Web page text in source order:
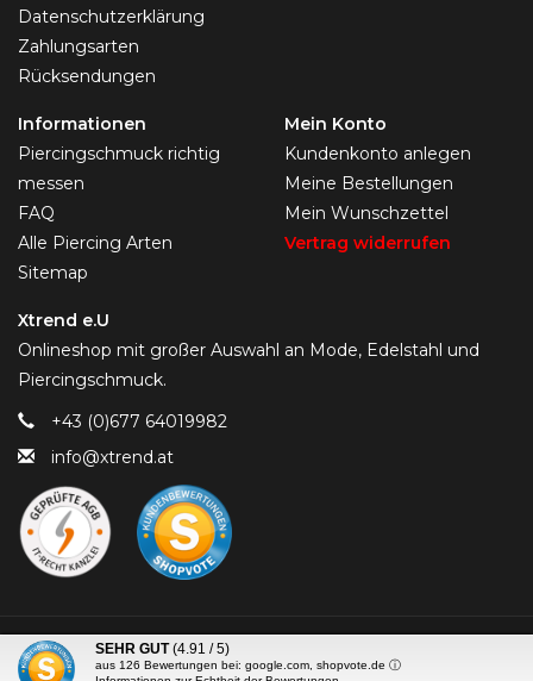
Datenschutzerklärung
Zahlungsarten
Rücksendungen
Informationen
Piercingschmuck richtig
messen
FAQ
Alle Piercing Arten
Sitemap
Mein Konto
Kundenkonto anlegen
Meine Bestellungen
Mein Wunschzettel
Vertrag widerrufen
Xtrend e.U
Onlineshop mit großer Auswahl an Mode, Edelstahl und
Piercingschmuck.
+43 (0)677 64019982
info@xtrend.at
© Copyright 2026 Piercing-Trend.com -
SEHR GUT (4.91 / 5)
aus 126 Bewertungen bei: google.com, shopvote.de ⓘ